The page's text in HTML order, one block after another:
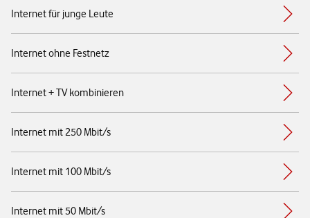
Internet für junge Leute
Internet ohne Festnetz
Internet + TV kombinieren
Internet mit 250 Mbit/s
Internet mit 100 Mbit/s
Internet mit 50 Mbit/s